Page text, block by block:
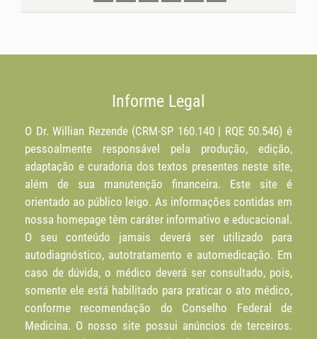
Informe Legal
O Dr. Willian Rezende (CRM-SP 160.140 | RQE 50.546) é
pessoalmente responsável pela produção, edição,
adaptação e curadoria dos textos presentes neste site,
além de sua manutenção financeira. Este site é
orientado ao público leigo. As informações contidas em
nossa homepage têm caráter informativo e educacional.
O seu conteúdo jamais deverá ser utilizado para
autodiagnóstico, autotratamento e automedicação. Em
caso de dúvida, o médico deverá ser consultado, pois,
somente ele está habilitado para praticar o ato médico,
conforme recomendação do Conselho Federal de
Medicina. O nosso site possui anúncios de terceiros.